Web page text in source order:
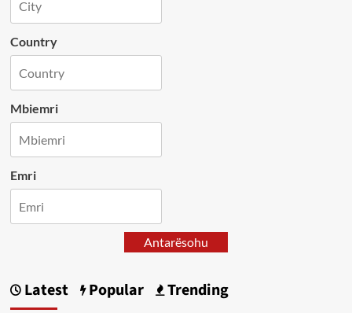
Country
Mbiemri
Emri
Antarësohu
Latest Popular Trending